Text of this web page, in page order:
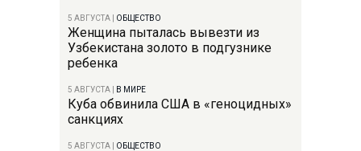
5 АВГУСТА ОБЩЕСТВО
Женщина пыталась вывезти из
Узбекистана золото в подгузнике
ребенка
5 АВГУСТА В МИРЕ
Куба обвинила США в «геноцидных»
санкциях
5 АВГУСТА ОБЩЕСТВО